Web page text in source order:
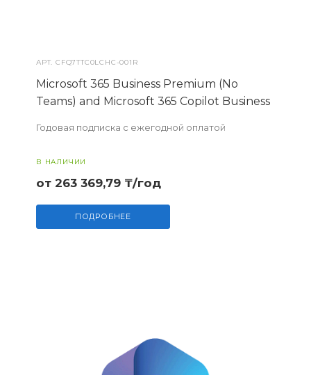
АРТ.CFQ7TTC0LCHC-001R
Microsoft 365 Business Premium (No
Teams) and Microsoft 365 Copilot Business
Годовая подписка с ежегодной оплатой
В НАЛИЧИИ
от 263 369,79 ₸/год
ПОДРОБНЕЕ